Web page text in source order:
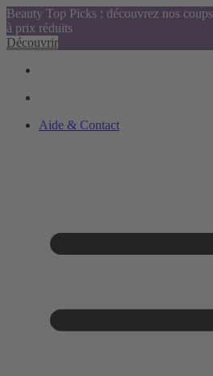
Beauty Top Picks : découvrez nos
à prix réduits
Découvrir
Aide & Contact